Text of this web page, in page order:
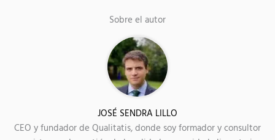
Sobre el autor
JOSÉ SENDRA LILLO
CEO y fundador de Qualitatis, donde soy formador y consultor